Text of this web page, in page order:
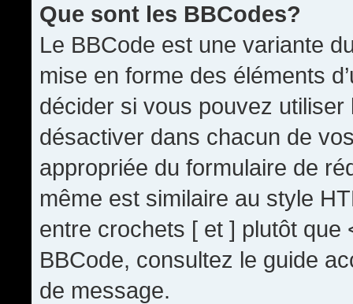
Que sont les BBCodes?
Le BBCode est une variante
mise en forme des éléments
décider si vous pouvez
désactiver dans chacun de
appropriée du formulaire de
même est similaire au style
entre crochets [ et ] plutôt que
BBCode, consultez le guide
de message.